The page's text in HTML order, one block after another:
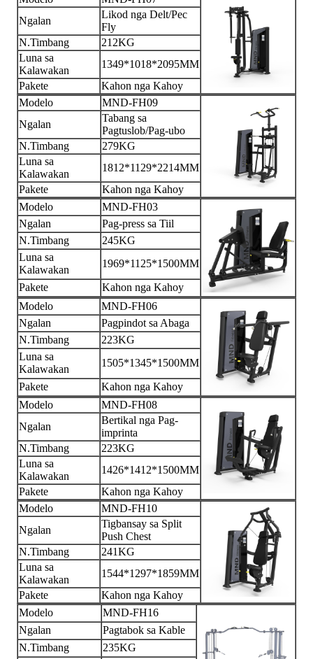
Ngalan
Likod nga Delt/Pec
Fly
N.Timbang
212KG
Luna sa
Kalawakan
1349*1018*2095MM
Pakete
Kahon nga Kahoy
Modelo
MND-FH09
Ngalan
Tabang sa
Pagtuslob/Pag-ubo
N.Timbang
279KG
Luna sa
Kalawakan
1812*1129*2214MM
Pakete
Kahon nga Kahoy
Modelo
MND-FH03
Ngalan
Pag-press sa Tiil
N.Timbang
245KG
Luna sa
Kalawakan
1969*1125*1500MM
Pakete
Kahon nga Kahoy
Modelo
MND-FH06
Ngalan
Pagpindot sa Abaga
N.Timbang
223KG
Luna sa
Kalawakan
1505*1345*1500MM
Pakete
Kahon nga Kahoy
Modelo
MND-FH08
Ngalan
Bertikal nga Pag-
imprinta
N.Timbang
223KG
Luna sa
Kalawakan
1426*1412*1500MM
Pakete
Kahon nga Kahoy
Modelo
MND-FH10
Ngalan
Tigbansay sa Split
Push Chest
N.Timbang
241KG
Luna sa
Kalawakan
1544*1297*1859MM
Pakete
Kahon nga Kahoy
Modelo
MND-FH16
Ngalan
Pagtabok sa Kable
N.Timbang
235KG